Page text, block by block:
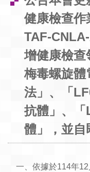
健康檢查作
TAF-
增健康檢查
梅毒螺旋體
法」、「
抗體」、
體」，並自
一、依據於114年